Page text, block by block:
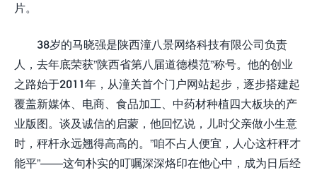
片。
38岁的马晓强是陕西潼八景网络科技有限公司负责
人，去年底荣获”陕西省第八届道德模范”称号。他的创业
之路始于2011年，从潼关首个门户网站起步，逐步搭建起
覆盖新媒体、电商、食品加工、中药材种植四大板块的产
业版图。谈及诚信的启蒙，他回忆说，儿时父亲做小生意
时，秤杆永远翘得高高的。”咱不占人便宜，人心这杆秤才
能平”——这句朴实的叮嘱深深烙印在他心中，成为日后经